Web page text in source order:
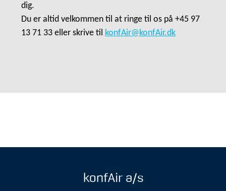
dig.
Du er altid velkommen til at ringe til os på +45 97
13 71 33 eller skrive til konfAir@konfAir.dk
konfAir a/s